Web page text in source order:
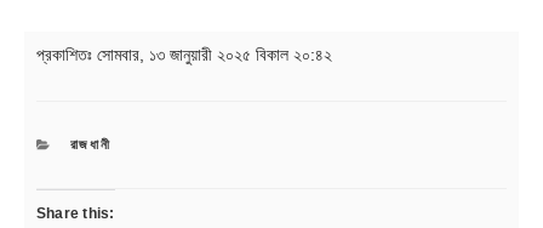
প্রকাশিতঃ সোমবার, ১৩ জানুয়ারী ২০২৫ বিকাল ২০:৪২
CATEGORIES
রাজধানী
Share this: